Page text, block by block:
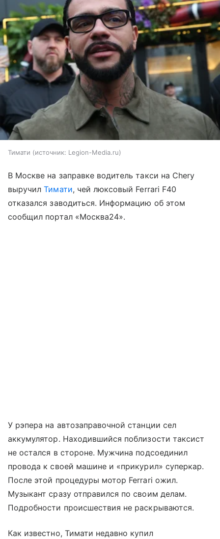
Тимати источник: Legion-Media.ru
В Москве на заправке водитель такси на Chery
выручилТимати, чей люксовый Ferrari F40
отказался заводиться. Информацию об этом
сообщил портал «Москва24».
У рэпера на автозаправочной станции сел
аккумулятор. Находившийся поблизости таксист
не остался в стороне. Мужчина подсоединил
провода к своей машине и «прикурил» суперкар.
После этой процедуры мотор Ferrari ожил.
Музыкант сразу отправился по своим делам.
Подробности происшествия не раскрываются.
Как известно, Тимати недавно купил